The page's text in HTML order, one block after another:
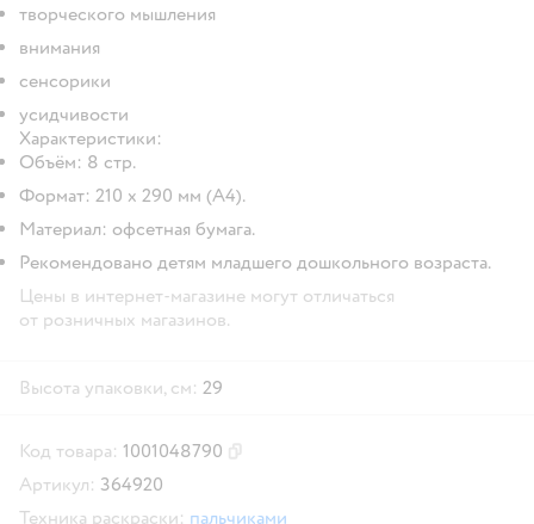
творческого мышления
внимания
сенсорики
усидчивости
Характеристики:
Объём: 8 стр.
Формат: 210 х 290 мм (А4).
Материал: офсетная бумага.
Рекомендовано детям младшего дошкольного возраста.
Цены в интернет-магазине могут отличаться
от розничных магазинов.
Высота упаковки, см: 29
Код товара: 1001048790
Артикул: 364920
Техника раскраски: пальчиками